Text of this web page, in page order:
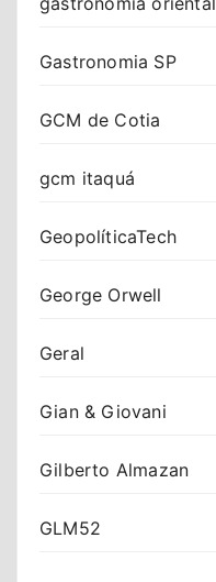
Gastronomia SP
GCM de Cotia
gcm itaquá
GeopolíticaTech
George Orwell
Geral
Gian & Giovani
Gilberto Almazan
GLM52